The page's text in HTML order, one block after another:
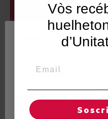
Utilisam "cookies" en
ua experiéncia
En hèr clic en "Acceptar
TOTES es "cookies".
Reglatges de "cookies"
Vòs